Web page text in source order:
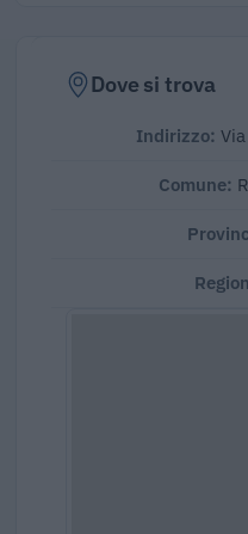
Dove si trova
Indirizzo:
Comune: